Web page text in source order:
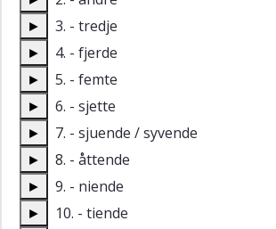
►
3. - tredje
►
4. - fjerde
►
5. - femte
►
6. - sjette
►
7. - sjuende /syvende
►
8. - åttende
►
9. - niende
►
10. - tiende